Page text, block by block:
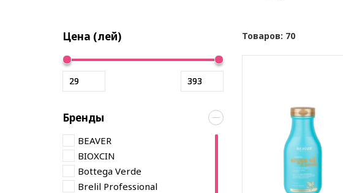
Цена (лей)
Бренды
BEAVER
BIOXCIN
Bottega Verde
Brelil Professional
Товаров: 70